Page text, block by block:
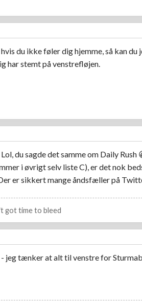
hvis du ikke føler dig hjemme, så kan du
har stemt på venstrefløjen.
Lol, du sagde det samme om Daily Rush
i øvrigt selv liste C), er det nok
er sikkert mange åndsfæller på
got time to bleed
- jeg tænker at alt til venstre for